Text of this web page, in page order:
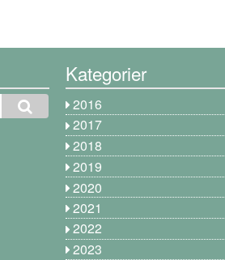
Kategorier
2016
2017
2018
2019
2020
2021
2022
2023